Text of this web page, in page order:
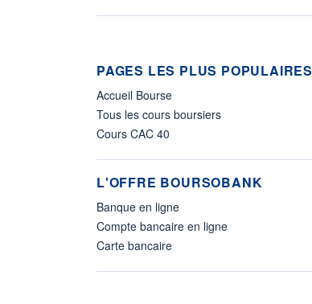
PAGES LES PLUS POPULAIRES
Accueil Bourse
Tous les cours boursiers
Cours CAC 40
L'OFFRE BOURSOBANK
Banque en ligne
Compte bancaire en ligne
Carte bancaire